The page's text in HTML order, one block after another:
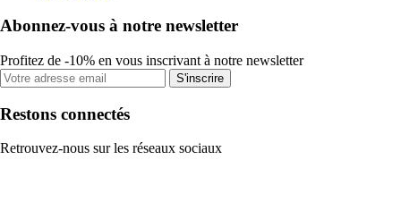
Abonnez-vous à notre newsletter
Profitez de -10% en vous inscrivant à notre newsletter
S'inscrire
Restons connectés
Retrouvez-nous sur les réseaux sociaux